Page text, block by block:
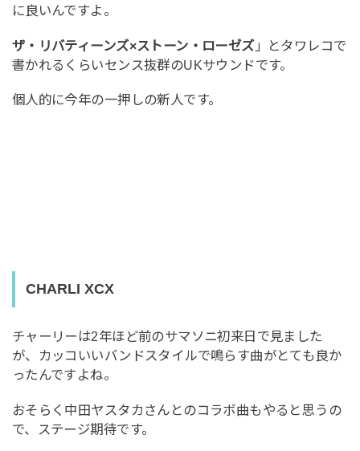
に良いんですよ。
ザ・リバティーンズ×ストーン・ローゼズ」とタワレコで
書かれるくらいセンス抜群のUKサウンドです。
個人的に今年の一押しの新人です。
CHARLI XCX
チャーリーは2年ほど前のサマソニ初来日で見ました
が、カッコいいバンドスタイルで鳴らす曲がとても良か
ったんですよね。
おそらく中田ヤスタカさんとのコラボ曲もやると思うの
で、ステージ期待です。